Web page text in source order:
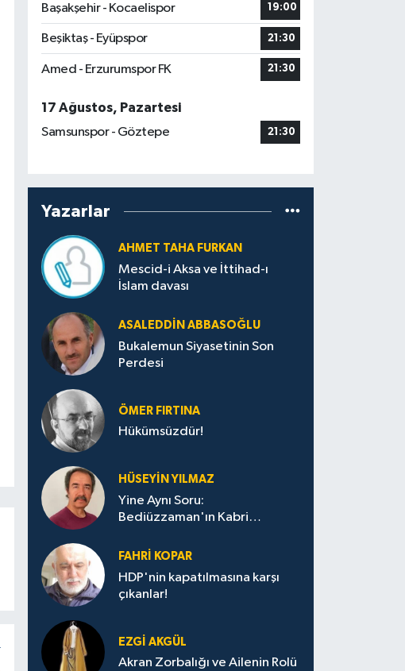
Başakşehir - Kocaelispor
19:00
Beşiktaş - Eyüpspor 21:30
Amed - Erzurumspor FK 21:30
17 Ağustos, Pazartesi
Samsunspor - Göztepe
21:30
Yazarlar
AHMET TAHA FURKAN
Mescid-i Aksa ve İttihad-ı
İslam davası
ASALEDDIN ABBASOĞLU
Bukalemun Siyasetinin Son
Perdesi
ÖMER FIRTINA
Hükümsüzdür!
HÜSEYIN YILMAZ
Yine Aynı Soru:
Bediüzzaman'ın Kabri
FAHRI KOPAR
HDP'nin kapatılmasına karşı
çıkanlar!
EZGI AKGÜL
Akran Zorbalığı ve Ailenin Rolü